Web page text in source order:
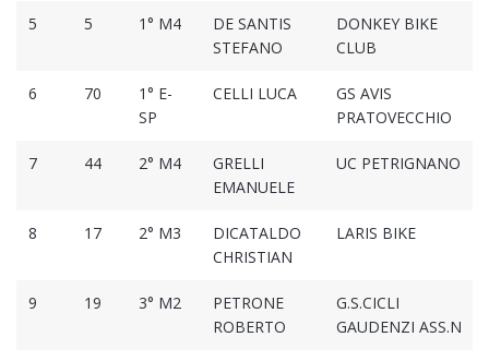
5 5 1° M4
DE SANTIS
STEFANO
DONKEY BIKE
CLUB
6 70
1° E-
SP
CELLI LUCA
GS AVIS
PRATOVECCHIO
7 44 2° M4
GRELLI
EMANUELE
UC PETRIGNANO
8 17 2° M3
DICATALDO
CHRISTIAN
LARIS BIKE
9 19 3° M2
PETRONE
ROBERTO
G.S.CICLI
GAUDENZI ASS.N